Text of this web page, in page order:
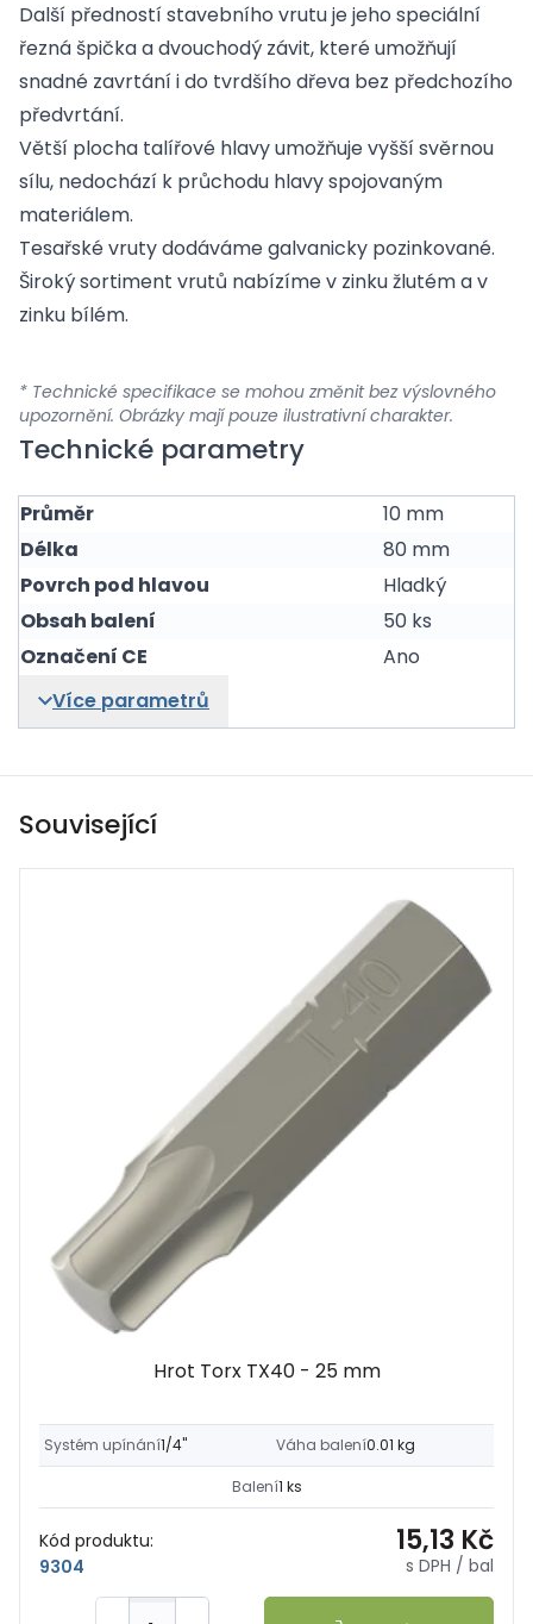
Další předností stavebního vrutu je jeho speciální
řezná špička a dvouchodý závit, které umožňují
snadné zavrtání i do tvrdšího dřeva bez předchozího
předvrtání.
Větší plocha talířové hlavy umožňuje vyšší svěrnou
sílu, nedochází k průchodu hlavy spojovaným
materiálem.
Tesařské vruty dodáváme galvanicky pozinkované.
Široký sortiment vrutů nabízíme v zinku žlutém a v
zinku bílém.
* Technické specifikace se mohou změnit bez výslovného
upozornění. Obrázky mají pouze ilustrativní charakter.
Technické parametry
Průměr
10 mm
Délka
80 mm
Povrch pod hlavou
Hladký
Obsah balení
50 ks
Označení CE
Ano
Více parametrů
Související
Hrot Torx TX40 - 25 mm
Systém upínání1/4" Váha balení0.01 kg
Balení1 ks
Kód produktu:
9304
15,13 Kč
s DPH / bal